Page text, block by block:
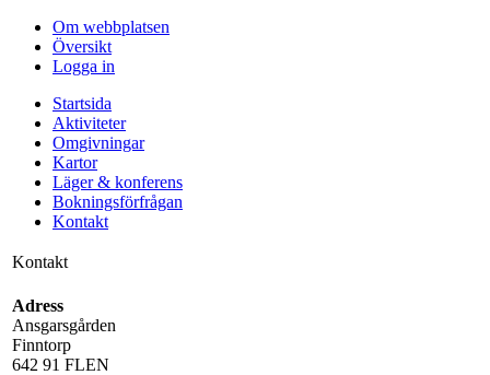
Om webbplatsen
Översikt
Logga in
Startsida
Aktiviteter
Omgivningar
Kartor
Läger & konferens
Bokningsförfrågan
Kontakt
Kontakt
Adress
Ansgarsgården
Finntorp
642 91 FLEN